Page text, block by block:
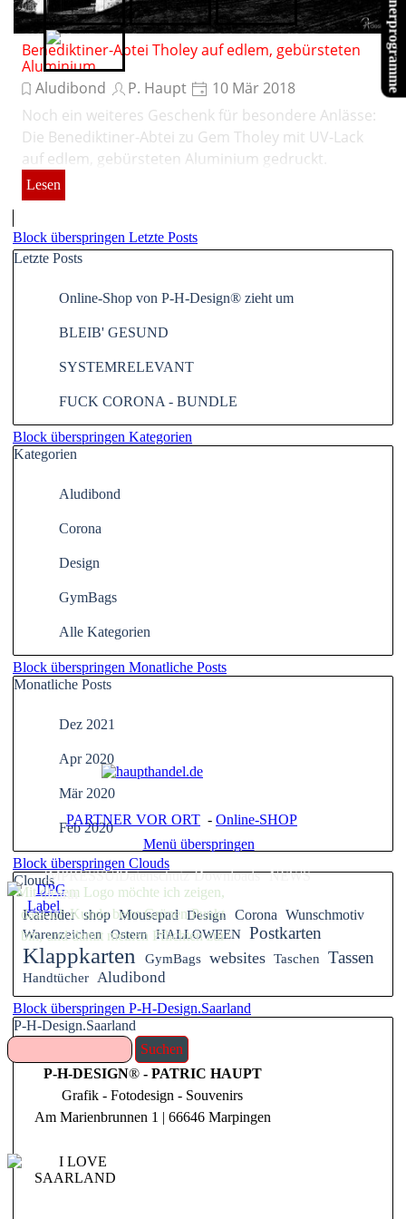
Partnerprogramme
Benediktiner-Abtei Tholey auf edlem, gebürsteten
Aluminium
Aludibond
P. Haupt
10 Mär 2018
Noch ein weiteres Geschenk für besondere Anlässe:
Die Benediktiner-Abtei zu Gem Tholey mit UV-Lack
auf edlem, gebürsteten Aluminium gedruckt.
Lesen
Block überspringen Letzte Posts
Letzte Posts
Online-Shop von P-H-Design® zieht um
BLEIB' GESUND
SYSTEMRELEVANT
FUCK CORONA - BUNDLE
Block überspringen Kategorien
Kategorien
Aludibond
Corona
Design
GymBags
Alle Kategorien
Block überspringen Monatliche Posts
Monatliche Posts
Dez 2021
Apr 2020
Mär 2020
Feb 2020
Block überspringen Clouds
Clouds
Kalender shop Mousepad Design Corona Wunschmotiv
Warenzeichen Ostern HALLOWEEN Postkarten
Klappkarten GymBags websites Taschen Tassen
Handtücher Aludibond
Block überspringen P-H-Design.Saarland
P-H-Design.Saarland
Tubefittings.euVerwoehnwochenende.de
Website X5
XPPen
Menü überspringen
IMPRESSUMDatenschutz Downloads NEWS
.Earth
PARTNER VOR ORT - Online-SHOP
Suchen
P-H-DESIGN®- PATRIC HAUPT
Grafik - Fotodesign - Souvenirs
Am Marienbrunnen 1 | 66646 Marpingen
Mit diesem Logo möchte ich zeigen,
dass ich Kunde beim Grünen Punkt
bin, und damit meinen Pflichten zur
Systembeteiligung nach dem
Verpackungsgesetz nachkommen
will.